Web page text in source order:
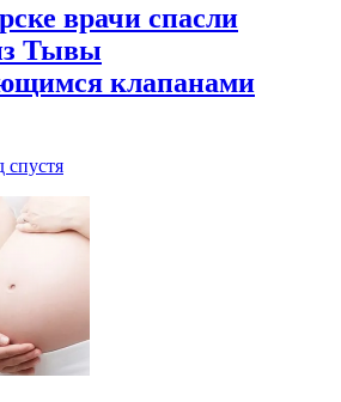
врачи спасли
Тывы
клапанами
спустя